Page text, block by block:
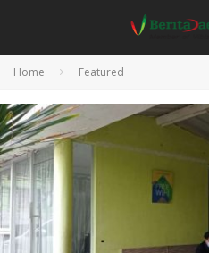
Home Featured